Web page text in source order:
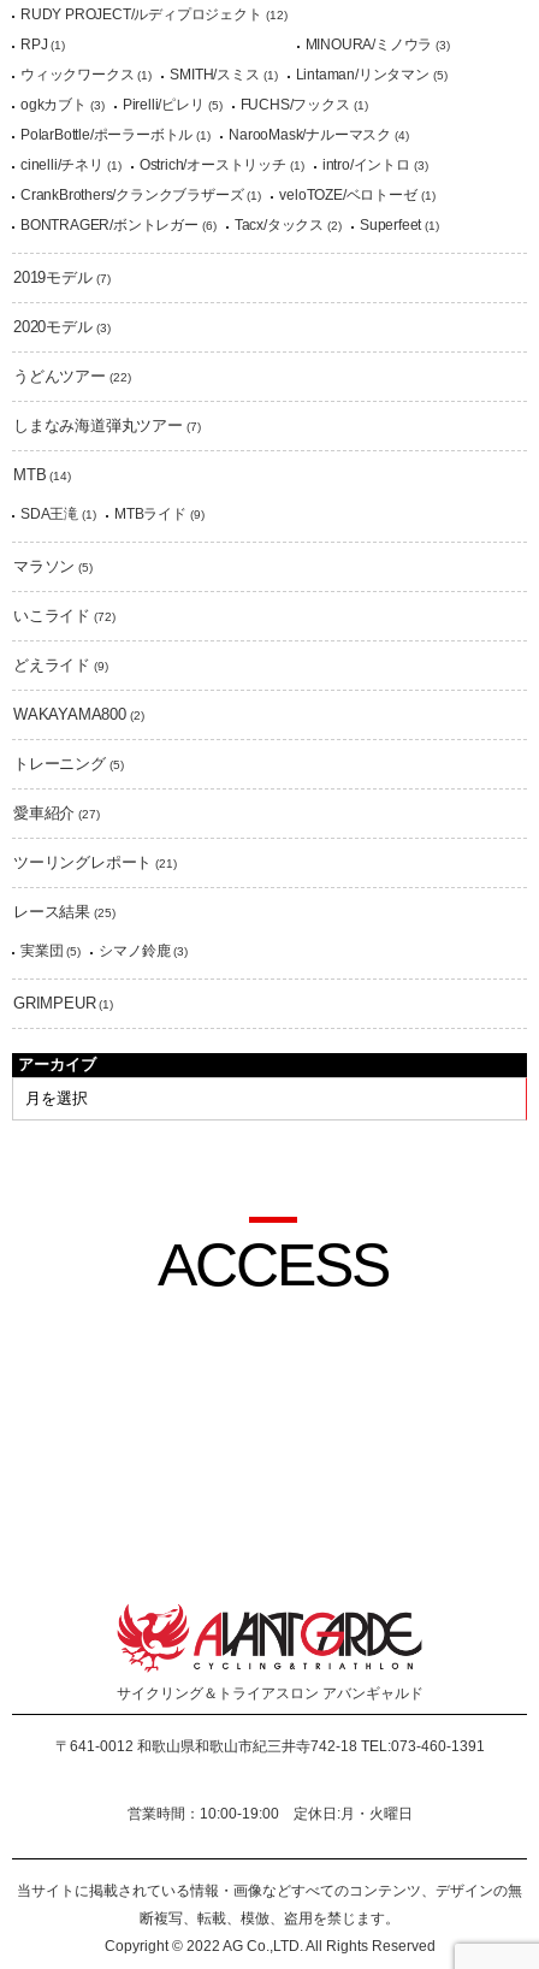
RUDY PROJECT/ルディプロジェクト (12)
RPJ (1) MINOURA/ミノウラ (3)
ウィックワークス (1) SMITH/スミス (1) Lintaman/リンタマン (5)
ogkカブト (3) Pirelli/ピレリ (5) FUCHS/フックス (1)
PolarBottle/ポーラーボトル (1) NarooMask/ナルーマスク (4)
cinelli/チネリ (1) Ostrich/オーストリッチ (1) intro/イントロ (3)
CrankBrothers/クランクブラザーズ (1) veloTOZE/ベロトーゼ(1)
BONTRAGER/ボントレガー (6) Tacx/タックス (2) Superfeet (1)
2019モデル(7)
2020モデル(3)
うどんツアー (22)
しまなみ海道弾丸ツアー (7)
MTB (14)
SDA王滝 (1) MTBライド (9)
マラソン (5)
いこライド (72)
どえライド (9)
WAKAYAMA800(2)
トレーニング (5)
愛車紹介 (27)
ツーリングレポート (21)
レース結果 (25)
実業団 (5) シマノ鈴鹿 (3)
GRIMPEUR(1)
アーカイブ
ACCESS
サイクリング＆トライアスロン アバンギャルド
〒641-0012 和歌山県和歌山市紀三井寺742-18 TEL:073-460-1391
営業時間：10:00-19:00 定休日:月・火曜日
当サイトに掲載されている情報・画像などすべてのコンテンツ、デザインの無
断複写、転載、模倣、盗用を禁じます。
Copyright © 2022 AG Co.,LTD. All Rights Reserved